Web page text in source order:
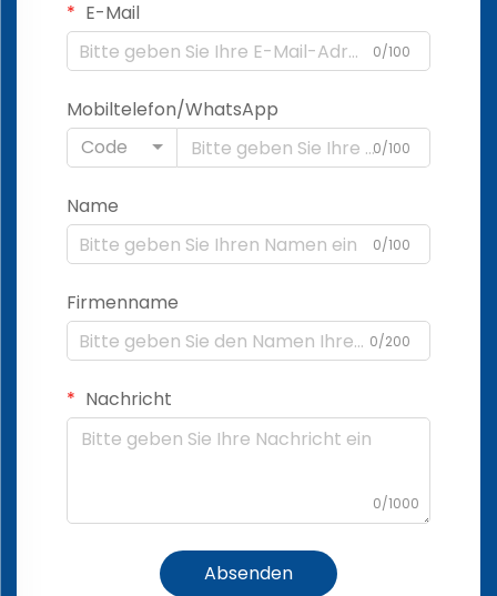
E-Mail
0/100
Mobiltelefon/WhatsApp
Code
0/100
Name
0/100
Firmenname
0/200
Nachricht
0/1000
Absenden